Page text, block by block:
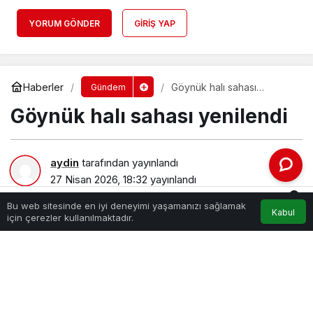
YORUM GÖNDER GIRIŞ YAP
Haberler Gündem
Göynük halı sahası
Göynük halı sahası yenilendi
aydin tarafından yayınlandı
27 Nisan 2026, 18:32 yayınlandı
439
Bu web sitesinde en iyi deneyimi yaşamanızı sağlamak
için çerezler kullanılmaktadır.
Kabul
Anasayfa Akış Bildirimler